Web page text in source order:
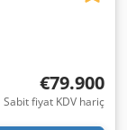
€79.900
Sabit fiyat KDV hariç